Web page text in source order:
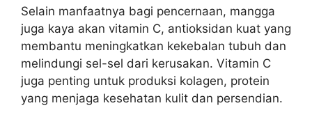
Selain manfaatnya bagi pencernaan, mangga
juga kaya akan vitamin C, antioksidan kuat yang
membantu meningkatkan kekebalan tubuh dan
melindungi sel-sel dari kerusakan. Vitamin C
juga penting untuk produksi kolagen, protein
yang menjaga kesehatan kulit dan persendian.